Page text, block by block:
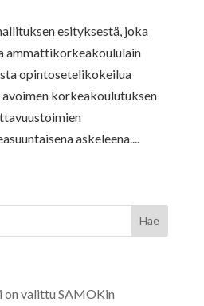
esityksestä, joka
ammattikorkeakoululain
opintosetelikokeilua
korkeakoulutuksen
askeleena....
on valittu SAMOKin